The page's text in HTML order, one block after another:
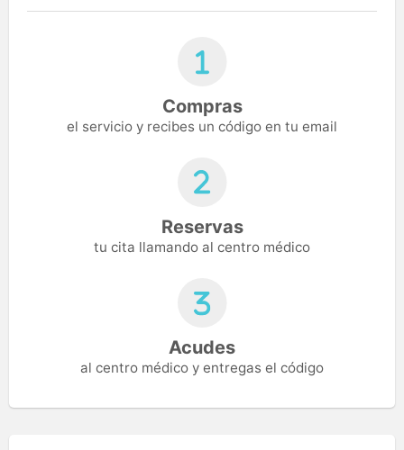
Compras
el servicio y recibes un código en tu email
Reservas
tu cita llamando al centro médico
Acudes
al centro médico y entregas el código